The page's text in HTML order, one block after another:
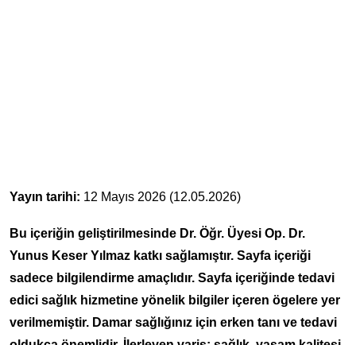
Yayın tarihi: 12 Mayıs 2026 (12.05.2026)
Bu içeriğin geliştirilmesinde Dr. Öğr. Üyesi Op. Dr.
Yunus Keser Yılmaz katkı sağlamıştır. Sayfa içeriği
sadece bilgilendirme amaçlıdır. Sayfa içeriğinde tedavi
edici sağlık hizmetine yönelik bilgiler içeren ögelere yer
verilmemiştir. Damar sağlığınız için erken tanı ve tedavi